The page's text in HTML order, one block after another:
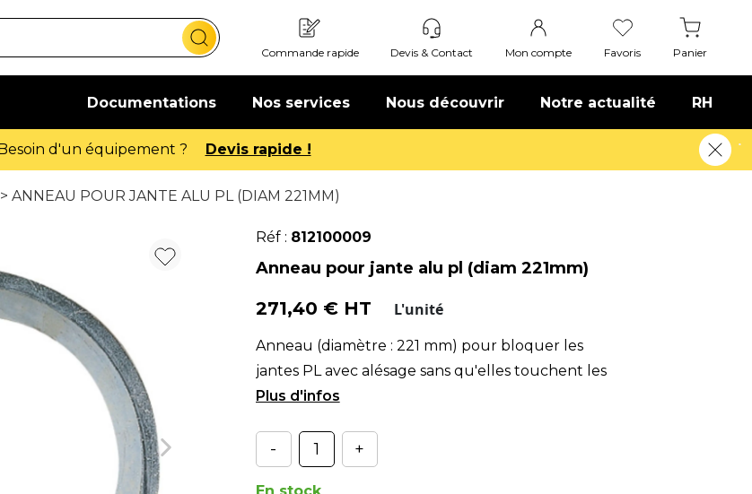
Commande rapide Devis & Contact Mon compte Favoris Panier
Documentations Nos services Nous découvrir Notre actualité RH
Offre de bienvenue : 20€ offerts !
> ANNEAU POUR JANTE ALU PL (DIAM 221MM)
Réf : 812100009
Anneau pour jante alu pl (diam 221mm)
271,40 € HT L'unité
Anneau (diamètre : 221 mm) pour bloquer les
jantes PL avec alésage sans qu'elles touchent les
mors du monte/démonte-pneus.
- +